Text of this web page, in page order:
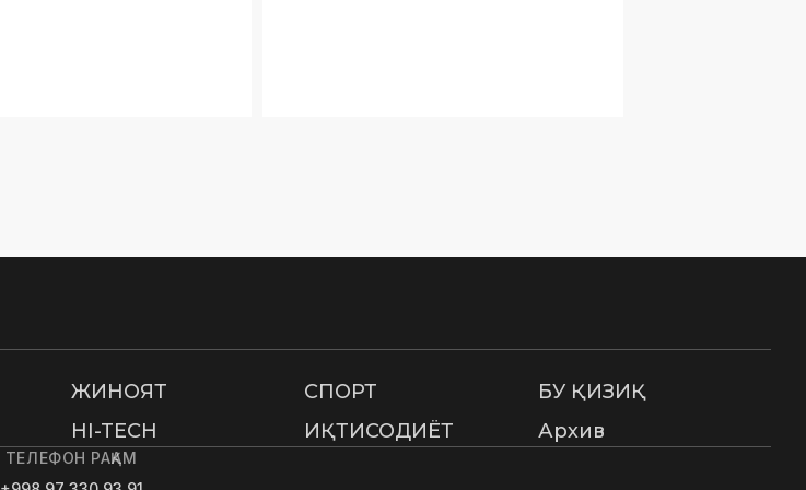
ЖИНОЯТ СПОРТ
БУ ҚИЗИҚ
HI-TECH ИҚТИСОДИЁТ Архив
ТЕЛЕФОН РАҚАМ